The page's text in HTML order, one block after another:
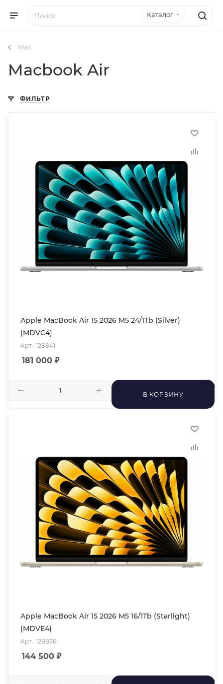
Каталог
Mac
Macbook Air
ФИЛЬТР
Apple MacBook Air 15 2026 M5 24/1Tb (Silver)
(MDVC4)
Арт.: 128841
181 000 ₽
В КОРЗИНУ
Apple MacBook Air 15 2026 M5 16/1Tb (Starlight)
(MDVE4)
Арт.: 128836
144 500 ₽